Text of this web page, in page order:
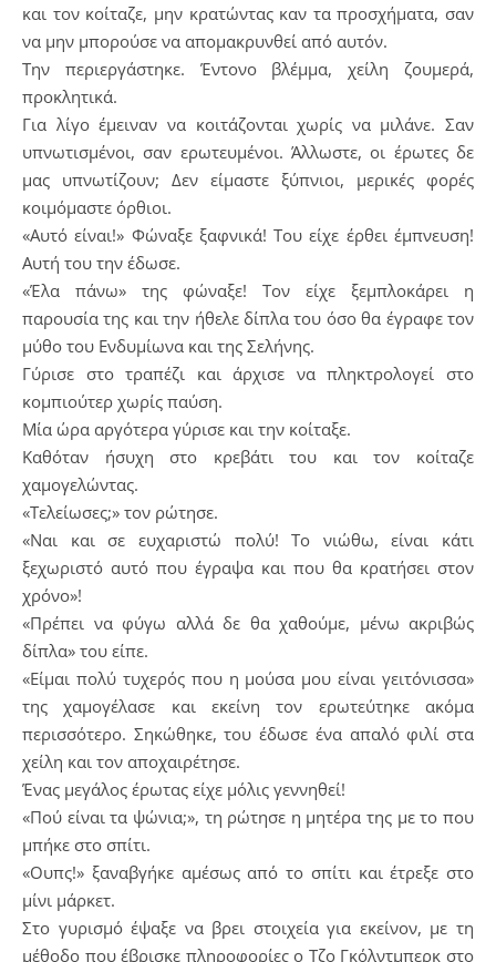
και τον κοίταζε, μην κρατώντας καν τα προσχήματα, σαν
να μην μπορούσε να απομακρυνθεί από αυτόν.
Την περιεργάστηκε. Έντονο βλέμμα, χείλη ζουμερά,
προκλητικά.
Για λίγο έμειναν να κοιτάζονται χωρίς να μιλάνε. Σαν
υπνωτισμένοι, σαν ερωτευμένοι. Άλλωστε, οι έρωτες δε
μας υπνωτίζουν; Δεν είμαστε ξύπνιοι, μερικές φορές
κοιμόμαστε όρθιοι.
«Αυτό είναι!» Φώναξε ξαφνικά! Του είχε έρθει έμπνευση!
Αυτή του την έδωσε.
«Έλα πάνω» της φώναξε! Τον είχε ξεμπλοκάρει η
παρουσία της και την ήθελε δίπλα του όσο θα έγραφε τον
μύθο του Ενδυμίωνα και της Σελήνης.
Γύρισε στο τραπέζι και άρχισε να πληκτρολογεί στο
κομπιούτερ χωρίς παύση.
Μία ώρα αργότερα γύρισε και την κοίταξε.
Καθόταν ήσυχη στο κρεβάτι του και τον κοίταζε
χαμογελώντας.
«Τελείωσες;» τον ρώτησε.
«Ναι και σε ευχαριστώ πολύ! Το νιώθω, είναι κάτι
ξεχωριστό αυτό που έγραψα και που θα κρατήσει στον
χρόνο»!
«Πρέπει να φύγω αλλά δε θα χαθούμε, μένω ακριβώς
δίπλα» του είπε.
«Είμαι πολύ τυχερός που η μούσα μου είναι γειτόνισσα»
της χαμογέλασε και εκείνη τον ερωτεύτηκε ακόμα
περισσότερο. Σηκώθηκε, του έδωσε ένα απαλό φιλί στα
χείλη και τον αποχαιρέτησε.
Ένας μεγάλος έρωτας είχε μόλις γεννηθεί!
«Πού είναι τα ψώνια;», τη ρώτησε η μητέρα της με το που
μπήκε στο σπίτι.
«Ουπς!» ξαναβγήκε αμέσως από το σπίτι και έτρεξε στο
μίνι μάρκετ.
Στο γυρισμό έψαξε να βρει στοιχεία για εκείνον, με τη
μέθοδο που έβρισκε πληροφορίες ο Τζο Γκόλντμπερκ στο